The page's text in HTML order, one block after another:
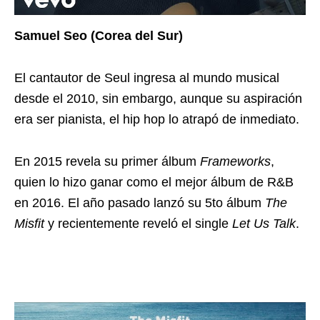
Samuel Seo (Corea del Sur)
El cantautor de Seul ingresa al mundo musical
desde el 2010, sin embargo, aunque su aspiración
era ser pianista, el hip hop lo atrapó de inmediato.
En 2015 revela su primer álbum Frameworks,
quien lo hizo ganar como el mejor álbum de R&B
en 2016. El año pasado lanzó su 5to álbum The
Misfity recientemente reveló el single Let Us Talk.